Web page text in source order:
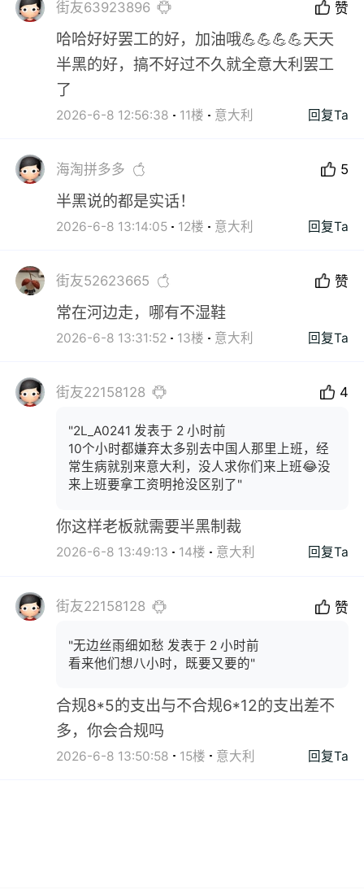
街友63923896 赞
哈哈好好罢工的好，加油哦💪💪💪💪天天
半黑的好，搞不好过不久就全意大利罢工
了
2026-6-8 12:56:38 11楼 意大利 回复Ta
海淘拼多多 5
半黑说的都是实话！
2026-6-8 13:14:05 12楼 意大利 回复Ta
街友52623665 赞
常在河边走，哪有不湿鞋
2026-6-8 13:31:52 13楼 意大利 回复Ta
街友22158128 4
"2L_A0241 发表于 2 小时前
10个小时都嫌弃太多别去中国人那里上班，经
常生病就别来意大利，没人求你们来上班😂没
来上班要拿工资明抢没区别了"
你这样老板就需要半黑制裁
2026-6-8 13:49:13 14楼 意大利 回复Ta
街友22158128 赞
"无边丝雨细如愁 发表于 2 小时前
看来他们想八小时，既要又要的"
合规8*5的支出与不合规6*12的支出差不
多，你会合规吗
2026-6-8 13:50:58 15楼 意大利 回复Ta